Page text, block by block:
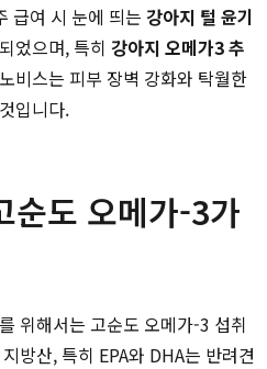
급여 시 눈에 띄는 강아지 털 윤기
었으며, 특히 강아지 오메가3 추
비스는 피부 장벽 강화와 탁월한
입니다.
순도 오메가-3가
위해서는 고순도 오메가-3 섭취
방산, 특히 EPA와 DHA는 반려견